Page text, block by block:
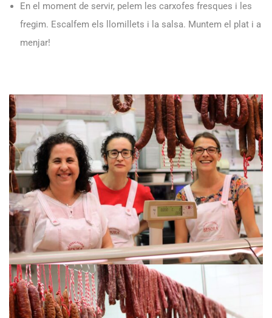
En el moment de servir, pelem les carxofes fresques i les
fregim. Escalfem els llomillets i la salsa. Muntem el plat i a
menjar!